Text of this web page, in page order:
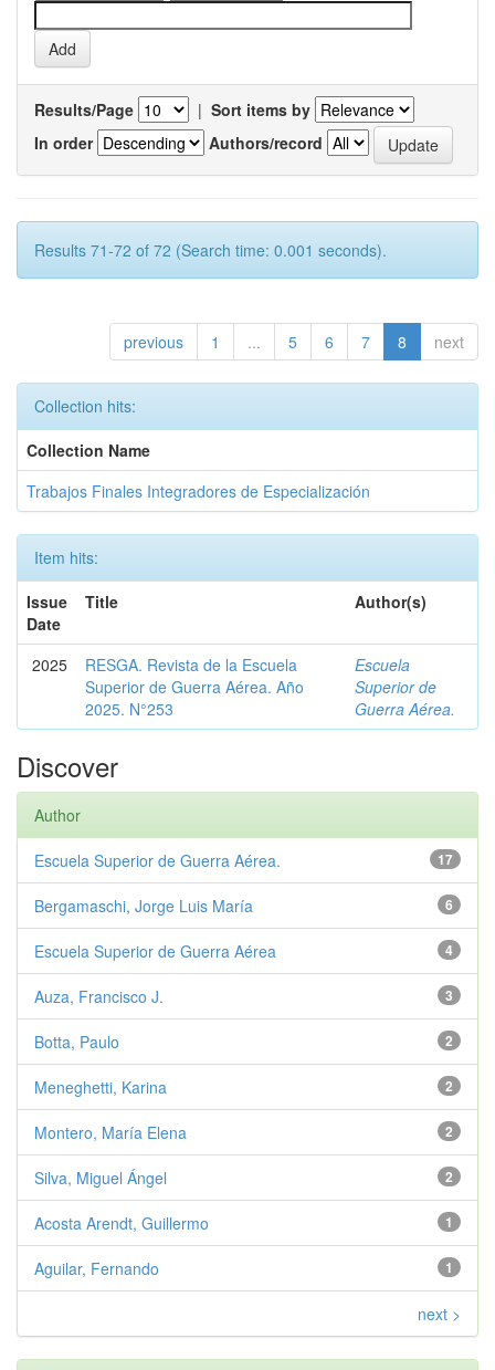
Results/Page | Sort items by
In order
Authors/record
Results 71-72 of 72 (Search time: 0.001 seconds).
previous 1 ... 5 6 7 8 next
Collection hits:
Collection Name
Trabajos Finales Integradores de Especialización
Item hits:
Issue
Date
Title Author(s)
2025
RESGA. Revista de la Escuela
Superior de Guerra Aérea. Año
2025. N°253
Escuela
Superior de
Guerra Aérea.
Discover
Author
17
Escuela Superior de Guerra Aérea.
6
Bergamaschi, Jorge Luis María
4
Escuela Superior de Guerra Aérea
3
Auza, Francisco J.
2
Botta, Paulo
2
Meneghetti, Karina
2
Montero, María Elena
2
Silva, Miguel Ángel
1
Acosta Arendt, Guillermo
1
Aguilar, Fernando
next >